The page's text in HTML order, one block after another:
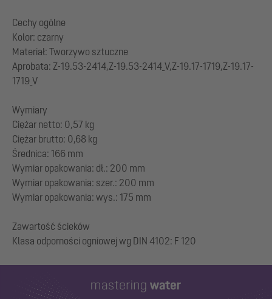
Cechy ogólne
Kolor: czarny
Materiał: Tworzywo sztuczne
Aprobata: Z-19.53-2414,Z-19.53-2414_V,Z-19.17-1719,Z-19.17-
1719_V
Wymiary
Ciężar netto: 0,57 kg
Ciężar brutto: 0,68 kg
Średnica: 166 mm
Wymiar opakowania: dł.: 200 mm
Wymiar opakowania: szer.: 200 mm
Wymiar opakowania: wys.: 175 mm
Zawartość ścieków